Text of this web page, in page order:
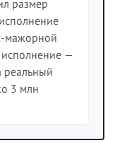
размер
мажорной
исполнение —
реальный
3 млн